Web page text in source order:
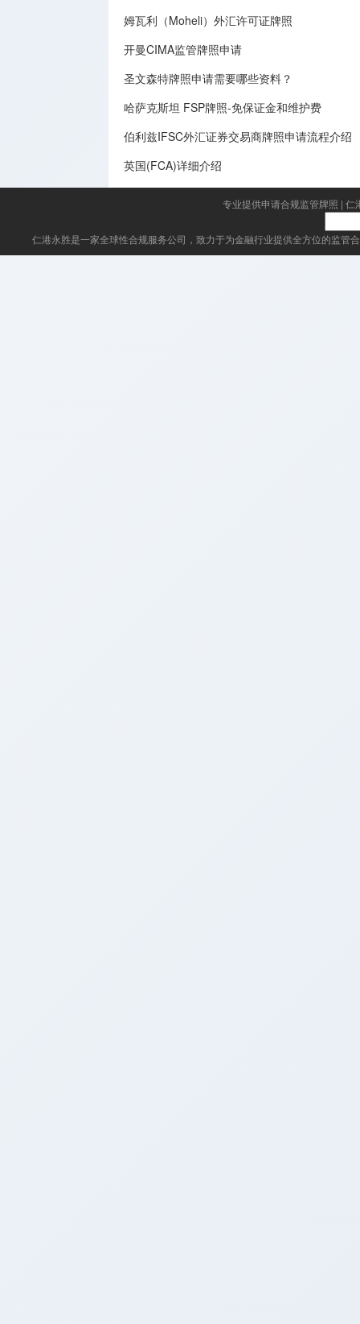
姆瓦利（Moheli）外汇许可证牌照
开曼CIMA监管牌照申请
圣文森特牌照申请需要哪些资料？
哈萨克斯坦 FSP牌照-免保证金和维护费
伯利兹IFSC外汇证券交易商牌照申请流程介绍
英国(FCA)详细介绍
专业提供申请合规监管牌照 | 仁
仁港永胜是一家全球性合规服务公司，致力于为金融行业提供全方位的监管